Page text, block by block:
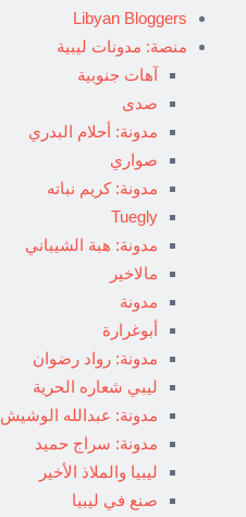
Libyan Bloggers
منصة: مدونات ليبية
آهات جنوبية
صدى
مدونة: أحلام البدري
صواري
مدونة: كريم نباته
Tuegly
مدونة: هبة الشيباني
مالاخير
مدونة
أبوغرارة
مدونة: رواد رضوان
ليبي شعاره الحرية
مدونة: عبدالله الوشيش
مدونة: سراج حميد
ليبيا والملاذ الأخير
صنع في ليبيا